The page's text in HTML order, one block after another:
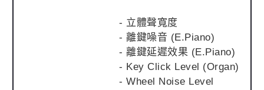
- 立體聲寬度
- 離鍵噪音 (E.Piano)
- 離鍵延遲效果 (E.Piano)
- Key Click Level (Organ)
- Wheel Noise Level